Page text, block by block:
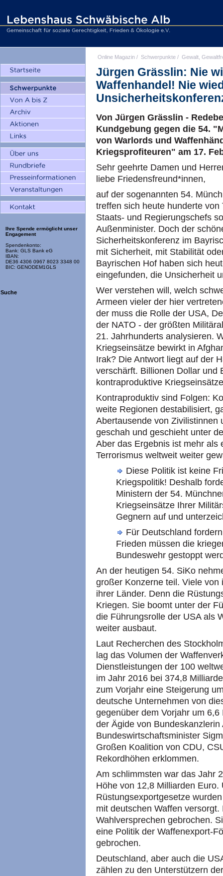
Ihre Spende ermöglicht unser
Engagement
Spendenkonto:
Bank: GLS Bank eG
IBAN:
DE36 4306 0967 8023 3348 00
BIC: GENODEM1GLS
Suche
Online Magazin / Schwerpunkte / Gewalt,
Jürgen Grässlin: Nie
Waffenhandel! Nie
Von Jürgen Grässlin -
Kundgebung gegen die 54.
von Warlords und
Kriegsprofiteuren" am 17.
Sehr geehrte Damen und
liebe Friedensfreund*innen,
auf der sogenannten 54.
treffen sich heute hunderte
Staats- und Regierungschefs
Außenminister. Doch der
Sicherheitskonferenz im
mit Sicherheit, mit Stabilität
Bayrischen Hof haben sich
eingefunden, die Unsicherheit
Wer verstehen will, welch
Armeen vieler der hier
der muss die Rolle der USA,
der NATO - der größten
21. Jahrhunderts analysieren.
Kriegseinsätze bewirkt in
Irak? Die Antwort liegt auf der
verschärft. Billionen Dollar und
kontraproduktive
Kontraproduktiv sind Folgen:
weite Regionen destabilisiert,
Abertausende von Zivilistinnen
geschah und geschieht unter
Aber das Ergebnis ist mehr als
Terrorismus weltweit weiter
Diese Politik ist keine
Kriegspolitik! Deshalb
Ministern der 54.
Kriegseinsätze Ihrer
Gegnern auf und
Für Deutschland
Frieden müssen die
Bundeswehr gestoppt
An der heutigen 54. SiKo
großer Konzerne teil. Viele
ihrer Länder. Denn die
Kriegen. Sie boomt unter der
die Führungsrolle der USA als
weiter ausbaut.
Laut Recherchen des
lag das Volumen der
Dienstleistungen der 100
im Jahr 2016 bei 374,8
zum Vorjahr eine Steigerung
deutsche Unternehmen von
gegenüber dem Vorjahr um
der Ägide von
Bundeswirtschaftsminister
Großen Koalition von CDU,
Rekordhöhen erklommen.
Am schlimmsten war das Jahr
Höhe von 12,8 Milliarden
Rüstungsexportgesetze
mit deutschen Waffen
Wahlversprechen gebrochen.
eine Politik der Waffenexport-
gebrochen.
Deutschland, aber auch die
zählen zu den Unterstützern